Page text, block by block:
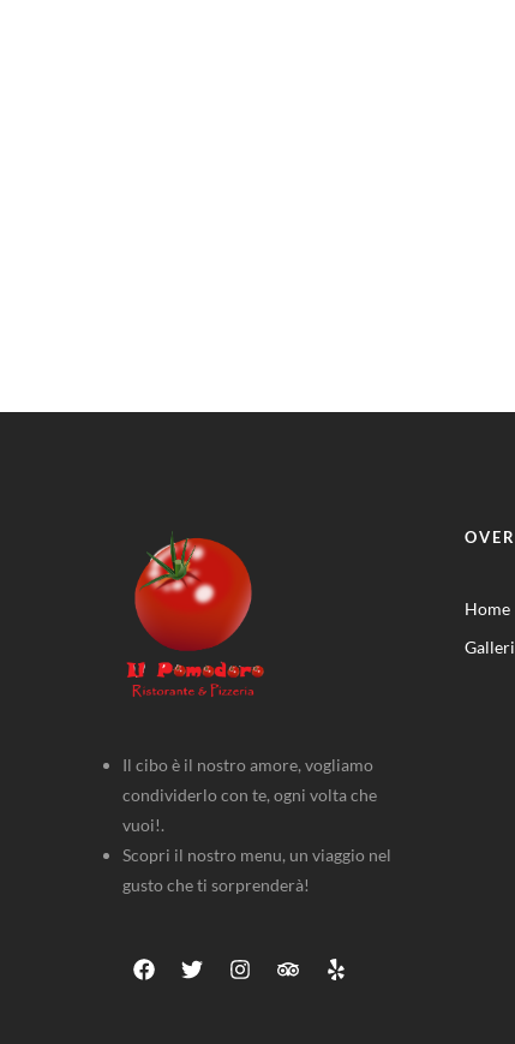
Il cibo è il nostro amore, vogliamo
condividerlo con te, ogni volta che
vuoi!.
Scopri il nostro menu, un viaggio nel
gusto che ti sorprenderà!
Home